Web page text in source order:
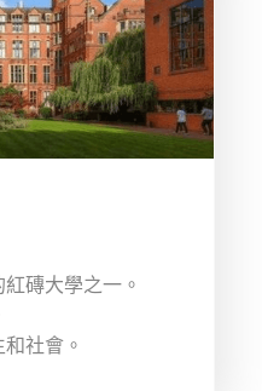
磚大學之一。
社會。